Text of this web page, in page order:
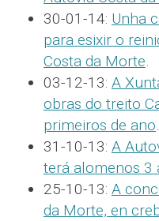
30-01-14: Unha
para esixir o
Costa da Morte.
03-12-13: A
obras do treito
primeiros de ano.
31-10-13: A
terá alomenos 3
25-10-13: A
da Morte, en